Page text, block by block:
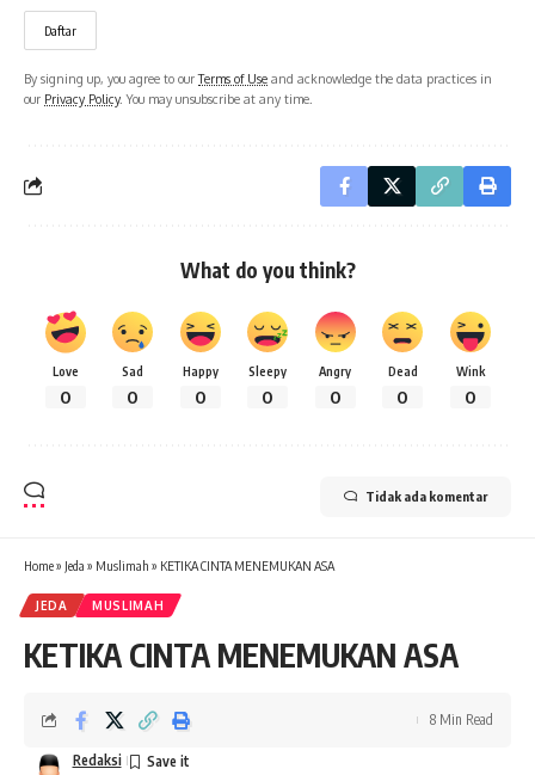
By signing up, you agree to ourTerms of Use and acknowledge the data practices in
our Privacy Policy. You may unsubscribe at any time.
What do you think?
Love
0
Sad
0
Happy
0
Sleepy
0
Angry
0
Dead
0
Wink
0
Tidak ada komentar
Home» Jeda » Muslimah » KETIKA CINTA MENEMUKAN ASA
JEDA MUSLIMAH
KETIKA CINTA MENEMUKAN ASA
Redaksi
8 Min Read